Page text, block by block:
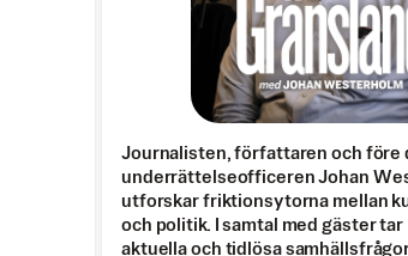
Journalisten, författaren och före
underrättelseofficeren Johan
utforskar friktionsytorna mellan
och politik. I samtal med gäster tar
aktuella och tidlösa